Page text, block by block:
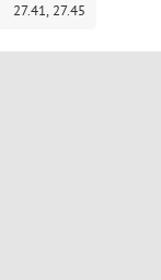
27.41, 27.45